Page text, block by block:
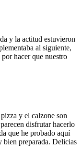
y la actitud estuvieron
al siguiente,
hacer que nuestro
y el calzone son
disfrutar hacerlo
que he probado aquí
bien preparada. Delicias